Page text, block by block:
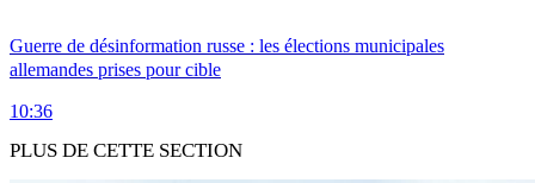
Guerre de désinformation russe : les élections municipales
allemandes prises pour cible
10:36
PLUS DE CETTE SECTION